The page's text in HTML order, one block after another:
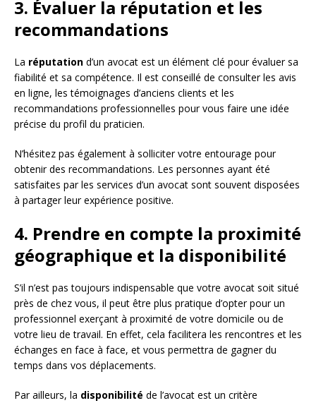
3. Évaluer la réputation et les
recommandations
La réputation d’un avocat est un élément clé pour évaluer sa
fiabilité et sa compétence. Il est conseillé de consulter les avis
en ligne, les témoignages d’anciens clients et les
recommandations professionnelles pour vous faire une idée
précise du profil du praticien.
N’hésitez pas également à solliciter votre entourage pour
obtenir des recommandations. Les personnes ayant été
satisfaites par les services d’un avocat sont souvent disposées
à partager leur expérience positive.
4. Prendre en compte la proximité
géographique et la disponibilité
S’il n’est pas toujours indispensable que votre avocat soit situé
près de chez vous, il peut être plus pratique d’opter pour un
professionnel exerçant à proximité de votre domicile ou de
votre lieu de travail. En effet, cela facilitera les rencontres et les
échanges en face à face, et vous permettra de gagner du
temps dans vos déplacements.
Par ailleurs, la disponibilité de l’avocat est un critère